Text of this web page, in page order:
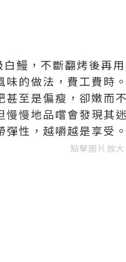
鰻，不斷翻烤後再
的做法，費工費時。
甚至是偏瘦，卻嫩而
慢地品嚐會發現其
性，越嚼越是享受。
點擊圖片放大